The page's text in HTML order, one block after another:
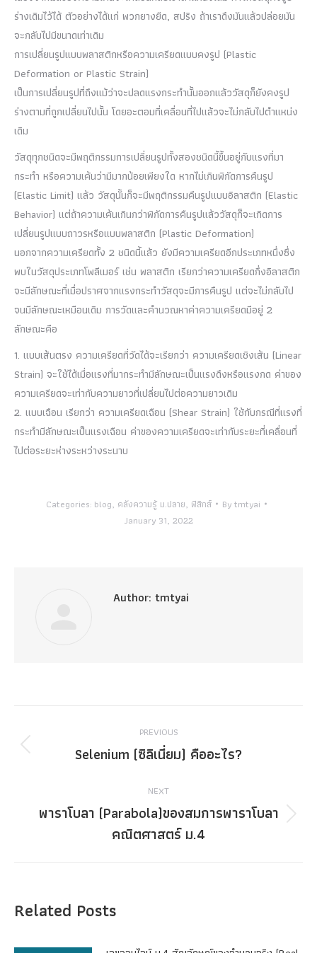
ร่างเดิมไว้ได้ ตัวอย่างได้แก่ พวกยางยืด, สปริง ถ้าเราดึงมันแล้วปล่อยมัน
จะกลับไปมีขนาดเท่าเดิม
การเปลี่ยนรูปแบบพลาสติกหรือความเครียดแบบคงรูป (Plastic
Deformation or Plastic Strain)
เป็นการเปลี่ยนรูปที่ถึงแม้ว่าจะปลดแรงกระทำนั้นออกแล้ววัสดุก็ยังคงรูป
ร่างตามที่ถูกเปลี่ยนไปนั้น โดยอะตอมที่เคลื่อนที่ไปแล้วจะไม่กลับไปตำแหน่ง
เดิม
วัสดุทุกชนิดจะมีพฤติกรรมการเปลี่ยนรูปทั้งสองชนิดนี้ขึ้นอยู่กับแรงที่มา
กระทำ หรือความเค้นว่ามีมากน้อยเพียงใด หากไม่เกินพิกัดการคืนรูป
(Elastic Limit) แล้ว วัสดุนั้นก็จะมีพฤติกรรมคืนรูปแบบอิลาสติก (Elastic
Behavior) แต่ถ้าความเค้นเกินกว่าพิกัดการคืนรูปแล้ววัสดุก็จะเกิดการ
เปลี่ยนรูปแบบถาวรหรือแบบพลาสติก (Plastic Deformation)
นอกจากความเครียดทั้ง 2 ชนิดนี้แล้ว ยังมีความเครียดอีกประเภทหนึ่งซึ่ง
พบในวัสดุประเภทโพลีเมอร์ เช่น พลาสติก เรียกว่าความเครียดกึ่งอิลาสติก
จะมีลักษณะที่เมื่อปราศจากแรงกระทำวัสดุจะมีการคืนรูป แต่จะไม่กลับไป
จนมีลักษณะเหมือนเดิม การวัดและคำนวณหาค่าความเครียดมีอยู่ 2
ลักษณะคือ
1. แบบเส้นตรง ความเครียดที่วัดได้จะเรียกว่า ความเครียดเชิงเส้น (Linear
Strain) จะใช้ได้เมื่อแรงที่มากระทำมีลักษณะเป็นแรงดึงหรือแรงกด ค่าของ
ความเครียดจะเท่ากับความยาวที่เปลี่ยนไปต่อความยาวเดิม
2. แบบเฉือน เรียกว่า ความเครียดเฉือน (Shear Strain) ใช้กับกรณีที่แรงที่
กระทำมีลักษณะเป็นแรงเฉือน ค่าของความเครียดจะเท่ากับระยะที่เคลื่อนที่
ไปต่อระยะห่างระหว่างระนาบ
Categories: blog, คลังความรู้ ม.ปลาย, ฟิสิกส์ Bytmtyai
January 31, 2022
Author: tmtyai
navigation
PREVIOUS
Previous
Selenium (ซิลิเนี่ยม) คืออะไร?
NEXT
Next
post:
พาราโบลา (Parabola)ของสมการพาราโบลา
คณิตศาสตร์ ม.4
Related Posts